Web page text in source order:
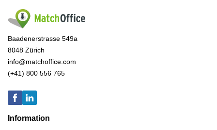
Baadenerstrasse 549a
8048 Zürich
info@matchoffice.com
(+41) 800 556 765
Information